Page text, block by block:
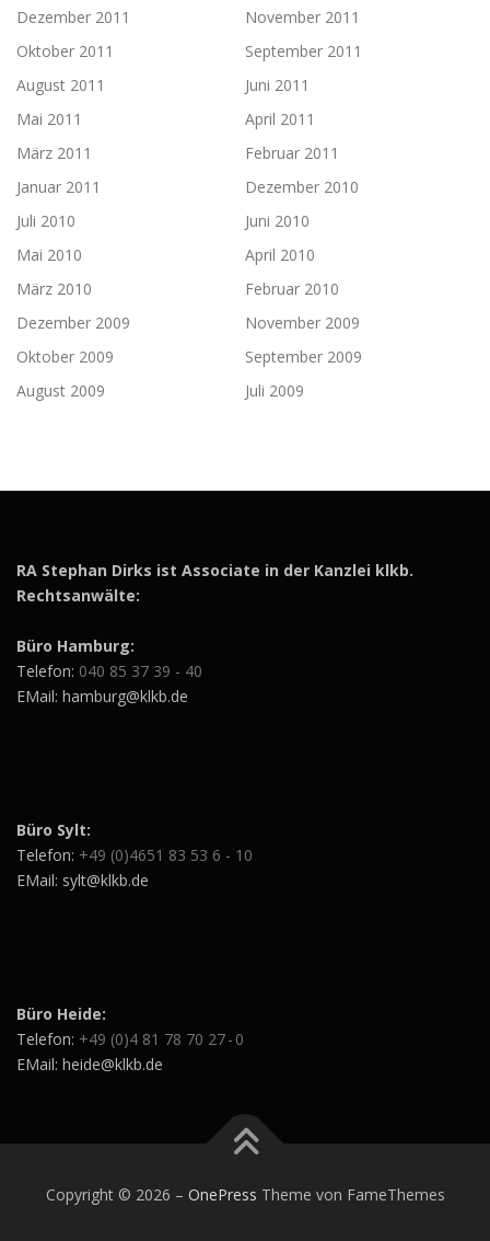
Dezember 2011
November 2011
Oktober 2011
September 2011
August 2011
Juni 2011
Mai 2011
April 2011
März 2011
Februar 2011
Januar 2011
Dezember 2010
Juli 2010
Juni 2010
Mai 2010
April 2010
März 2010
Februar 2010
Dezember 2009
November 2009
Oktober 2009
September 2009
August 2009
Juli 2009
RA Stephan Dirks ist Associate in der Kanzlei klkb.
Rechtsanwälte:
Büro Hamburg:
Telefon: 040 85 37 39 - 40
EMail: hamburg@klkb.de
Büro Sylt:
Telefon: +49 (0)4651 83 53 6 - 10
EMail: sylt@klkb.de
Büro Heide:
Telefon: +49 (0)4 81 78 70 27 - 0
EMail: heide@klkb.de
Copyright © 2026 – OnePress Theme von FameThemes